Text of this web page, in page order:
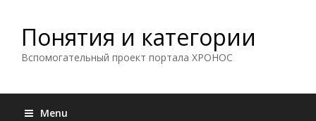
Понятия и категории
Вспомогательный проект портала ХРОНОС
Menu